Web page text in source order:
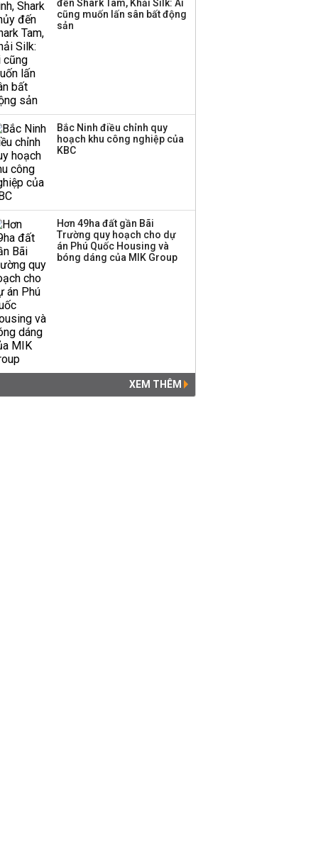
đến Shark Tam, Khải Silk: Ai
cũng muốn lấn sân bất động
sản
Bắc Ninh điều chỉnh quy
hoạch khu công nghiệp của
KBC
Hơn 49ha đất gần Bãi
Trường quy hoạch cho dự
án Phú Quốc Housing và
bóng dáng của MIK Group
XEM THÊM